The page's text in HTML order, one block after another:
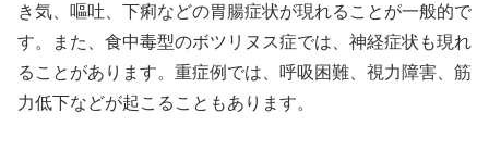
き気、嘔吐、下痢などの胃腸症状が現れることが一般的で
す。また、食中毒型のボツリヌス症では、神経症状も現れ
ることがあります。重症例では、呼吸困難、視力障害、筋
力低下などが起こることもあります。